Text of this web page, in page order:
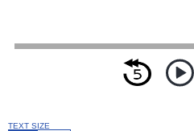
TEXT SIZE